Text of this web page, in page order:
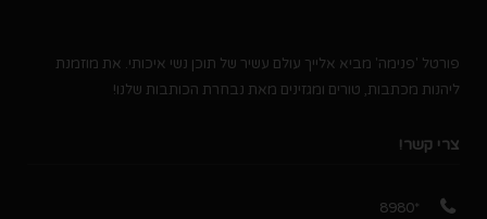
פורטל 'פנימה' מביא אלייך עולם עשיר של תוכן נשי איכותי. את מוזמנת
ליהנות מכתבות, טורים ומגזינים מאת נבחרת הכותבות שלנו!
צרי קשר!
*8980